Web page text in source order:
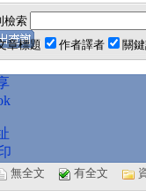
檢索
章標題
作者譯者 關
無全文 有全文